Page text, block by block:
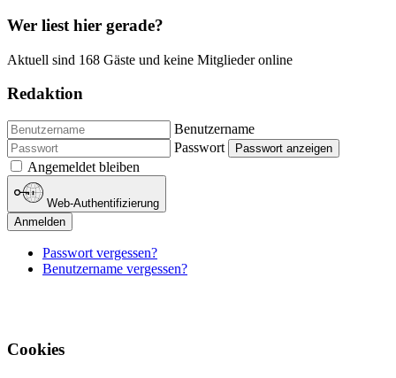
Wer liest hier gerade?
Aktuell sind 168 Gäste und keine Mitglieder online
Redaktion
Benutzername
Passwort
Passwort anzeigen
Angemeldet bleiben
Web-Authentifizierung
Anmelden
Passwort vergessen?
Benutzername vergessen?
Cookies